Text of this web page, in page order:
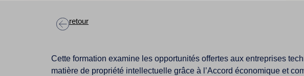
retour
Cette formation examine les opportunités offertes aux entreprises
matière de propriété intellectuelle grâce à l’Accord économique et